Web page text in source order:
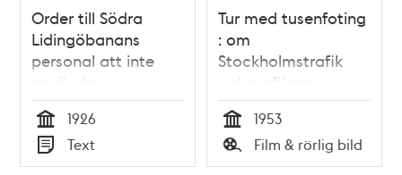
Order till Södra
Lidingöbanans
personal att inte
använda
tryckluftbromsen på
Sturegatan
Tid
1926
Typ
Text
Tur med tusenfoting
: om
Stockholmstrafik
och trafikanter
Tid
1953
Typ
Film & rörlig bild